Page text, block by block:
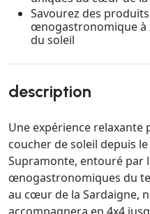
Savourez des
œnogastronomique à
du soleil
description
Une expérience
coucher de soleil depuis
Supramonte, entouré par
œnogastronomiques du
au cœur de la Sardaigne,